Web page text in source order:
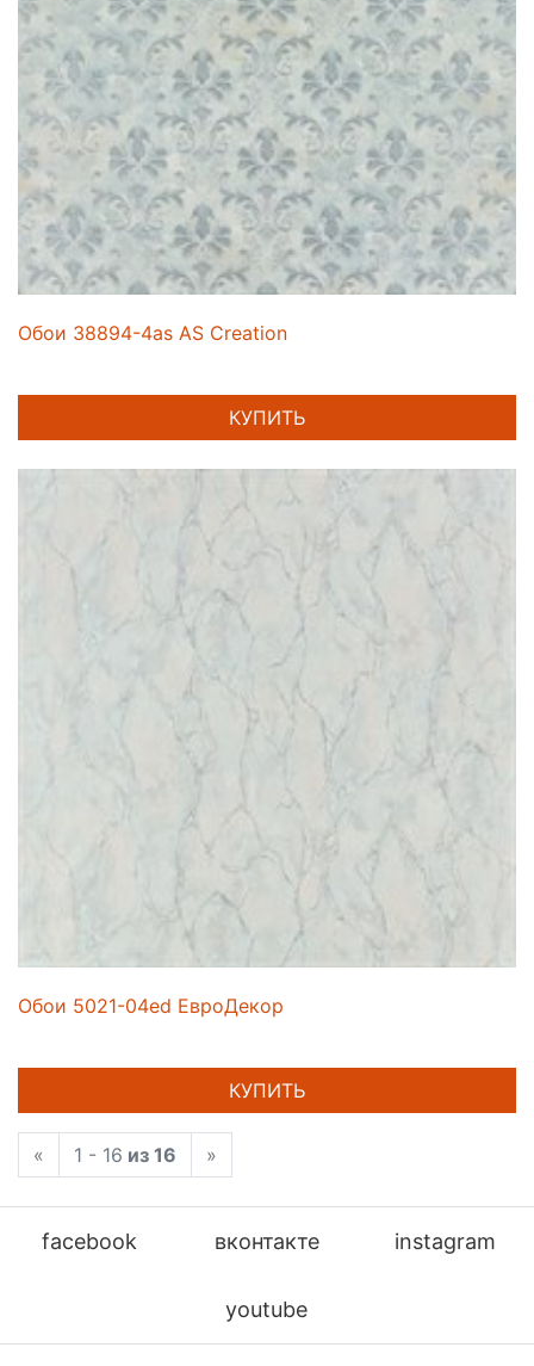
Обои 38894-4as AS Creation
КУПИТЬ
Обои 5021-04ed ЕвроДекор
КУПИТЬ
« 1 - 16 из 16 »
facebook вконтакте instagram
youtube